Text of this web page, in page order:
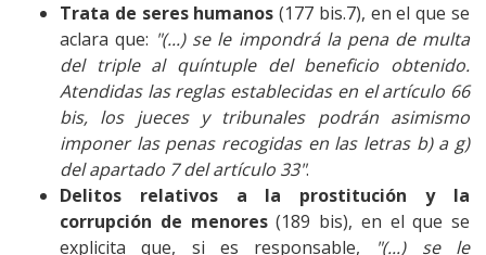
Trata de seres humanos (177 bis.7), en el que se
aclara que: "(...) se le impondrá la pena de multa
del triple al quíntuple del beneficio obtenido.
Atendidas las reglas establecidas en el artículo 66
bis, los jueces y tribunales podrán asimismo
imponer las penas recogidas en las letras b) a g)
del apartado 7 del artículo 33".
Delitos relativos a la prostitución y la
corrupción de menores(189 bis), en el que se
explicita que, si es responsable,
"(...) se le